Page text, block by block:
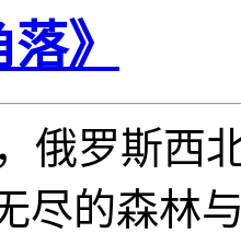
》
俄罗斯西
尽的森林